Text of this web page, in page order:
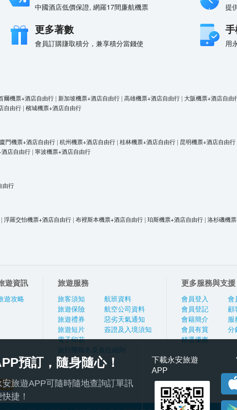
中國酒店低價保證, 網羅17間廉航機票 提
更多著數
會員訂購賺取積分，兼享積分當錢使 用
爾機票+酒店自由行 | 新加坡機票+酒店自由行 | 高雄機票+酒店自由行 | 大阪機票+酒店自由
自由行 | 檳城機票+酒店自由行
廈門機票+酒店自由行 | 杭州機票+酒店自由行 | 桂林機票+酒店自由行 | 昆明機票+酒店自由行
店自由行 | 寧波機票+酒店自由行
由行
| 浮羅交怡機票+酒店自由行 | 布裡斯本機票+酒店自由行 | 珀斯機票+酒店自由行 | 洛杉磯機
遊資訊
遊攻略
旅遊服務
旅客須知
旅遊保險
旅遊禮券
旅遊短片
電子印花
航班資料
航空公司資料
惡劣天氣通知
簽證及入境須知
旅行團報名及責任細則
更多服務與支援
會員登入
會員登記
會籍簡介
會員有賞
精選優惠
會
顧
服
分
預訂，隨身隨心！
安旅遊APP可隨時隨地查詢訂單訊
捷！
下載永安旅遊
APP